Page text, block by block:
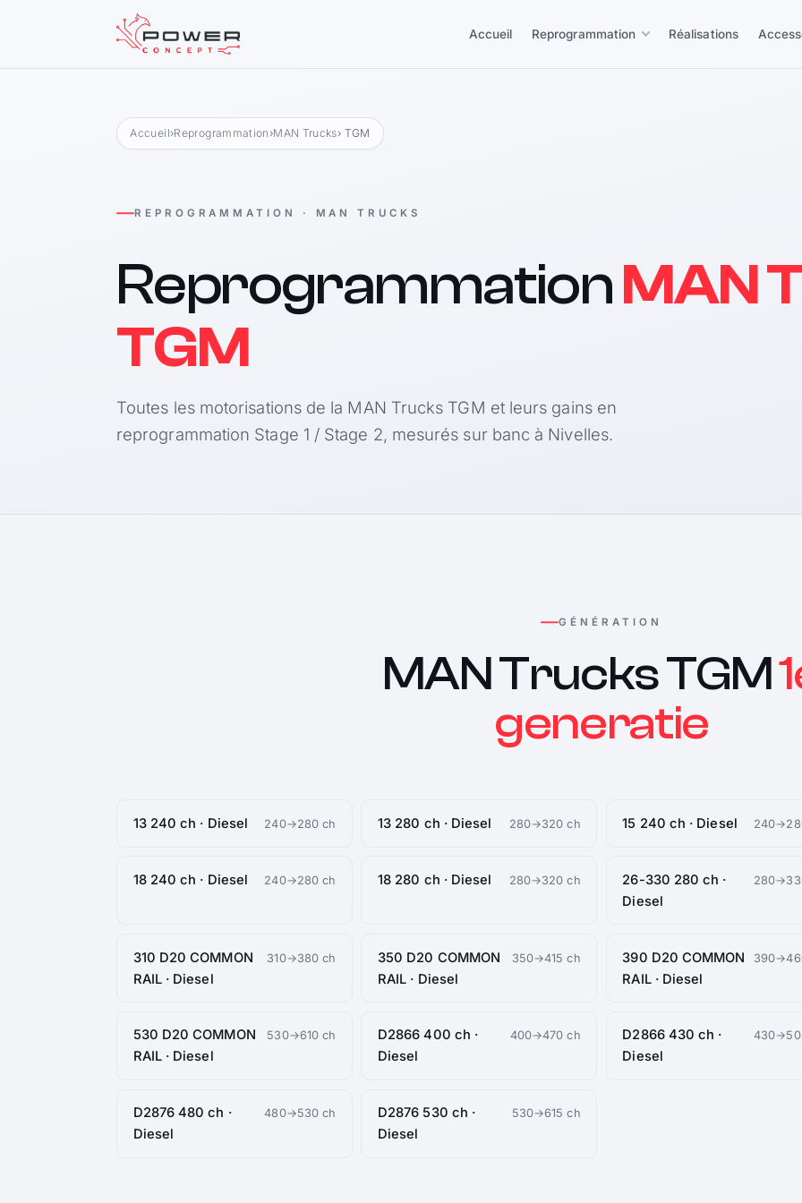
Accueil Reprogrammation Réalisations
Accueil›Reprogrammation ›MAN Trucks› TGM
REPROGRAMMATION · MAN TRUCKS
ReprogrammationMAN
TGM
Toutes les motorisations de la MAN Trucks TGM et leurs gains en
reprogrammation Stage 1 / Stage 2, mesurés sur banc à Nivelles.
GÉNÉRATION
MAN Trucks TGM
generatie
13 240 ch · Diesel 240→280 ch 13 280 ch · Diesel 280→320 ch 15 240 ch · Diesel
18 240 ch · Diesel 240→280 ch 18 280 ch · Diesel 280→320 ch
26-330 280 ch ·
Diesel
310 D20 COMMON
RAIL · Diesel
310→380 ch
350 D20 COMMON
RAIL · Diesel
350→415 ch
390 D20 COMMON
RAIL · Diesel
530 D20 COMMON
RAIL · Diesel
530→610 ch
D2866 400 ch ·
Diesel
400→470 ch
D2866 430 ch ·
Diesel
D2876 480 ch ·
Diesel
480→530 ch
D2876 530 ch ·
Diesel
530→615 ch